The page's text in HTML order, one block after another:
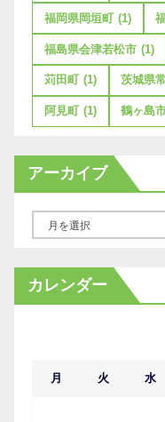
福岡県岡垣町 (1)
福島県会津若松市 (1)
苅田町 (1) 茨城県
阿見町 (1) 鶴ヶ島
アーカイブ
カ
イ
カレンダー
月 火 水